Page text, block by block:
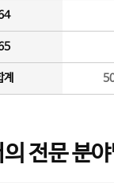
계
전문 분